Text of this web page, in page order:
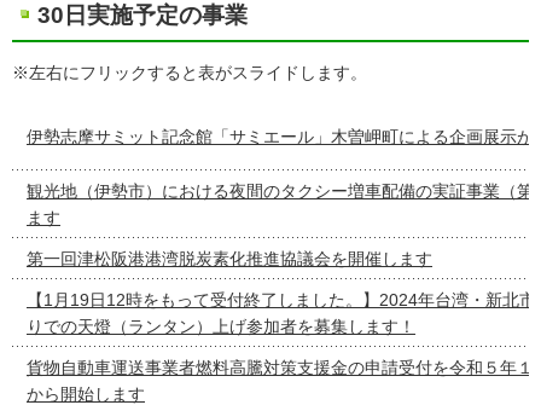
30日実施予定の事業
※左右にフリックすると表がスライドします。
伊勢志摩サミット記念館「サミエール」木曽岬町による企画展示が
観光地（伊勢市）における夜間のタクシー増車配備の実証事業（第
ます
第一回津松阪港港湾脱炭素化推進協議会を開催します
【1月19日12時をもって受付終了しました。】2024年台湾・新北
りでの天燈（ランタン）上げ参加者を募集します！
貨物自動車運送事業者燃料高騰対策支援金の申請受付を令和５年１
から開始します